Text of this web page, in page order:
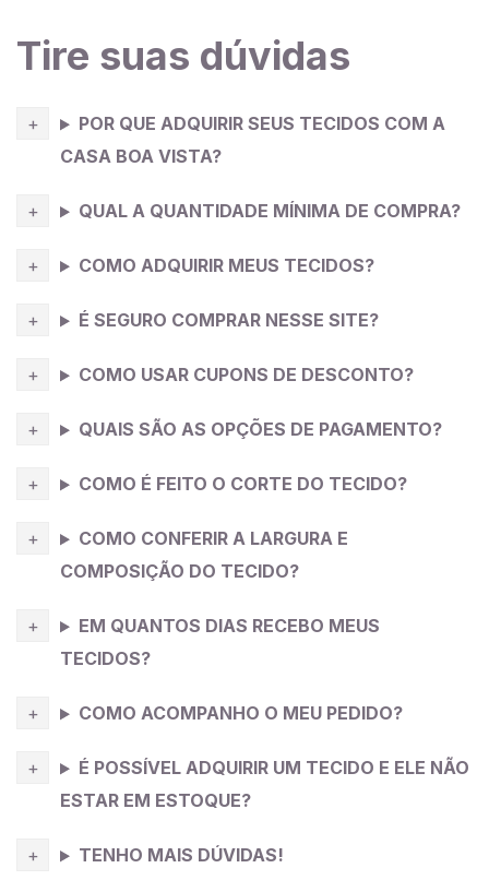
(sem torcer) e deixe secar estendido na sombra.
querido é a saia midi. É um modelo feminino e
moderno, com detalhes como fenda na frente ou na
se vestir, e aliado aolinhomisto dá mais corpo e
Tire suas dúvidas
POR QUE ADQUIRIR SEUS TECIDOS COM A
CASA BOA VISTA?
QUAL A QUANTIDADE MÍNIMA DE COMPRA?
COMO ADQUIRIR MEUS TECIDOS?
É SEGURO COMPRAR NESSE SITE?
COMO USAR CUPONS DE DESCONTO?
QUAIS SÃO AS OPÇÕES DE PAGAMENTO?
COMO É FEITO O CORTE DO TECIDO?
COMO CONFERIR A LARGURA E
COMPOSIÇÃO DO TECIDO?
EM QUANTOS DIAS RECEBO MEUS
TECIDOS?
COMO ACOMPANHO O MEU PEDIDO?
É POSSÍVEL ADQUIRIR UM TECIDO E ELE NÃO
ESTAR EM ESTOQUE?
TENHO MAIS DÚVIDAS!